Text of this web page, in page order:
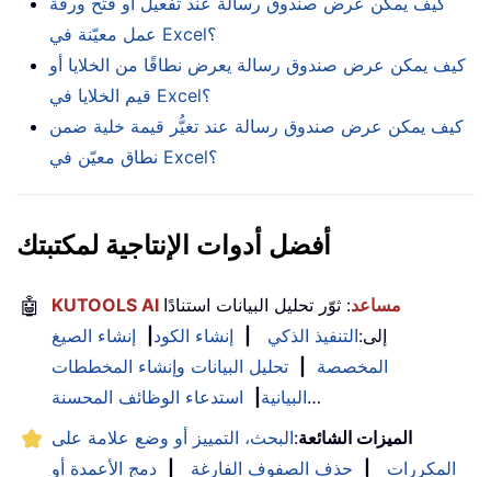
عمل معيّنة في Excel؟
كيف يمكن عرض صندوق رسالة يعرض نطاقًا من الخلايا أو
قيم الخلايا في Excel؟
كيف يمكن عرض صندوق رسالة عند تغيُّر قيمة خلية ضمن
نطاق معيّن في Excel؟
أفضل أدوات الإنتاجية لمكتبتك
🤖 KUTOOLS AI مساعد: ثوّر تحليل البيانات استنادًا
إلى:التنفيذ الذكي إنشاء الكود
إنشاء الصيغ
المخصصة
تحليل البيانات وإنشاء المخططات
البيانية
استدعاء الوظائف المحسنة
…
الميزات الشائعة:البحث، التمييز أو وضع علامة على
المكررات
حذف الصفوف الفارغة
دمج الأعمدة أو